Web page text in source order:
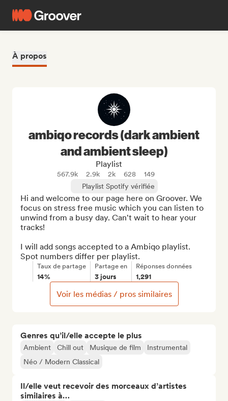
À propos
Genres qu’il/elle accepte le plus
Ambient Chill out Musique de film
Instrumental
Néo / Modern Classical
Il/elle veut recevoir des morceaux d’artistes
similaires à…
ambiqo records (dark ambient
and ambient sleep)
Playlist
567.9k 2.9k 2k 628
149
Playlist Spotify vérifiée
Hi and welcome to our page here on Groover. We
focus on stress free music which you can listen to
unwind from a busy day. Can't wait to hear your
tracks!
I will add songs accepted to a Ambiqo playlist.
Spot numbers differ per playlist.
Taux de partage
14%
Partage en
3 jours
Réponses données
1,291
Voir les médias / pros similaires